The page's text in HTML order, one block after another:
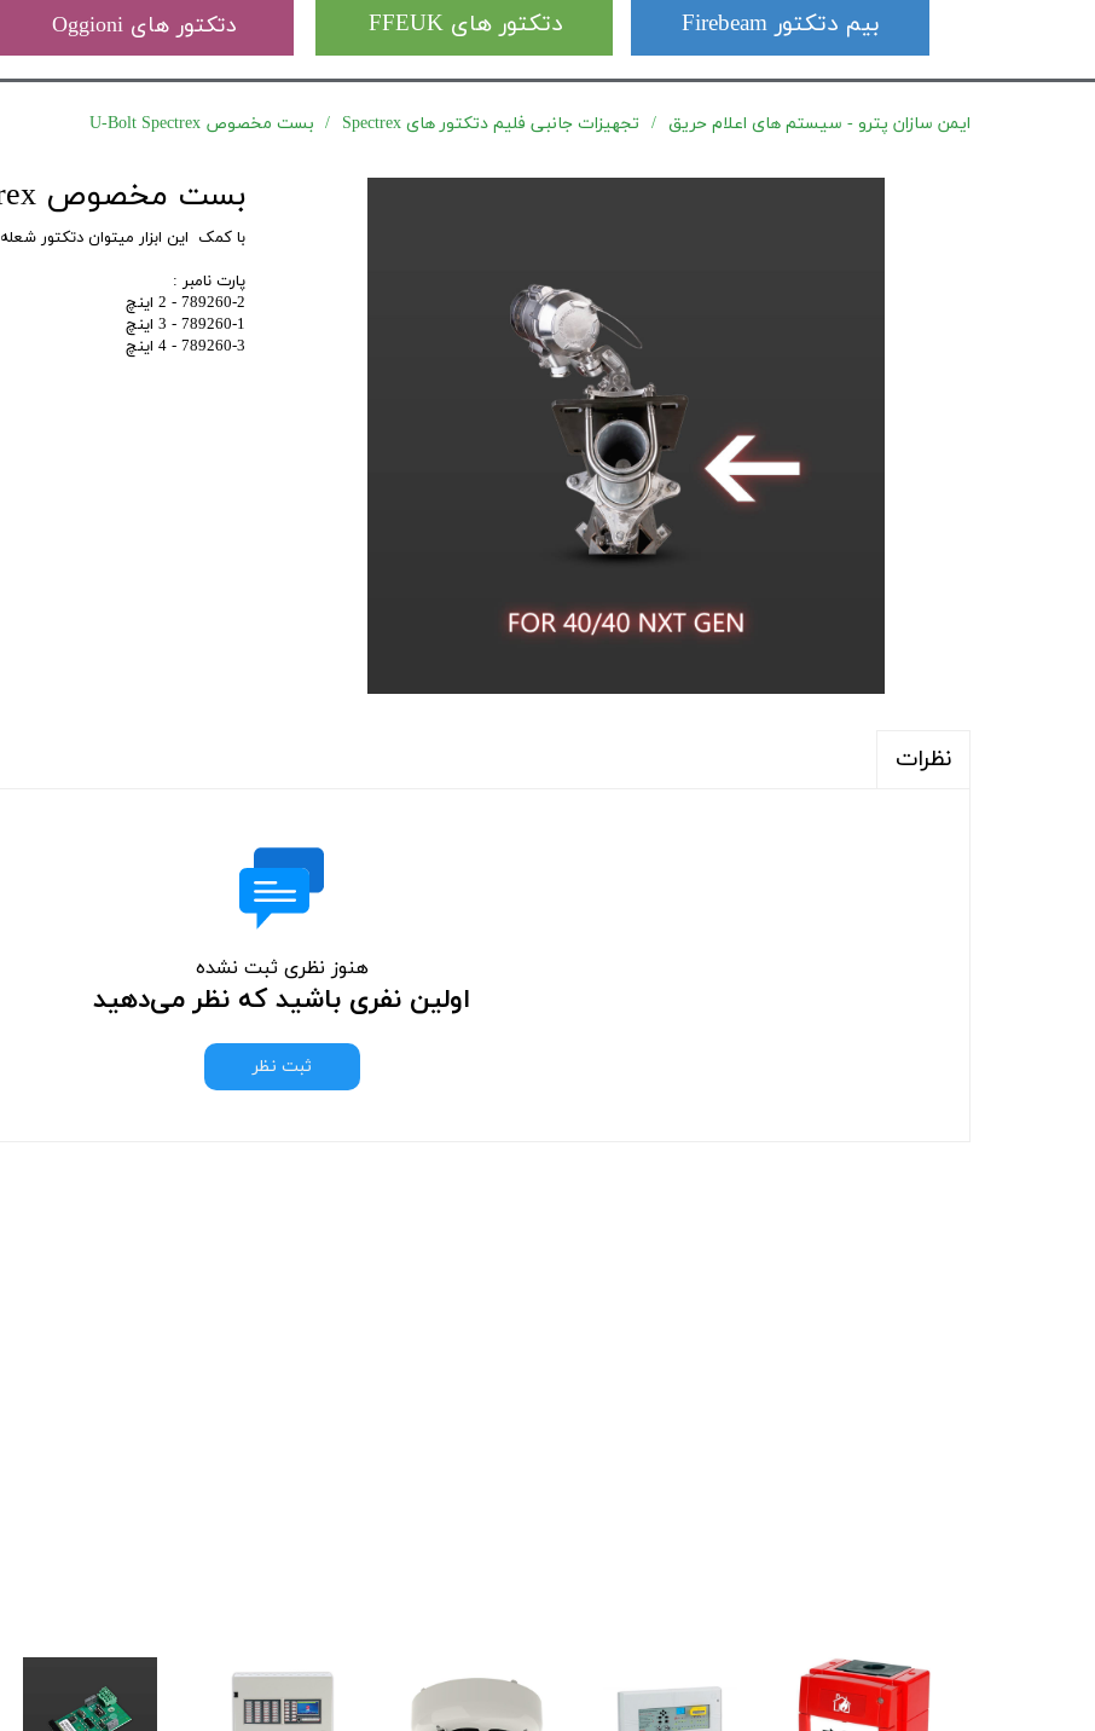
دتکتور های Oggioni دتکتور های FFEUK بیم دتکتور Firebeam
ایمن سازان پترو - سیستم های اعلام حریق تجهیزات جانبی فلیم دتکتور های Spectrex بست مخصوص U-Bolt Spectrex
بست مخصوص U-Bolt Spectrex
با کمک این ابزار میتوان دتکتور شعله Spectrex را برروی لوله های 2 الی 4 اینچی نصب کرد.
پارت نامبر :
789260-2 - 2 اینچ
789260-1 - 3 اینچ
789260-3 - 4 اینچ
نظرات
هنوز نظری ثبت نشده
اولین نفری باشید که نظر می‌دهید
ثبت نظر